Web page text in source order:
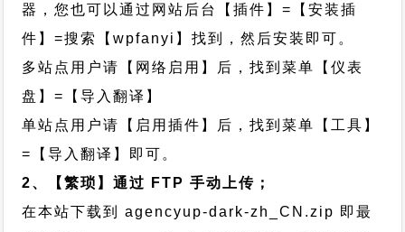
器，您也可以通过网站后台【插件】=【安装插
件】=搜索【wpfanyi】找到，然后安装即可。
多站点用户请【网络启用】后，找到菜单【仪表
盘】=【导入翻译】
单站点用户请【启用插件】后，找到菜单【工具】
=【导入翻译】即可。
2、【繁琐】通过 FTP 手动上传；
在本站下载到agencyup-dark-zh_CN.zip 即最